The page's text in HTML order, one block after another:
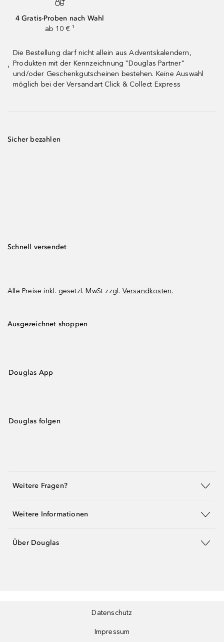
4 Gratis-Proben nach Wahl
ab 10 € ¹
¹
Die Bestellung darf nicht allein aus Adventskalendern,
Produkten mit der Kennzeichnung "Douglas Partner"
und/oder Geschenkgutscheinen bestehen. Keine Auswahl
möglich bei der Versandart Click & Collect Express
Sicher bezahlen
Schnell versendet
Alle Preise inkl. gesetzl. MwSt zzgl. Versandkosten.
Ausgezeichnet shoppen
Douglas App
Douglas folgen
Weitere Fragen?
Weitere Informationen
Über Douglas
Datenschutz
Impressum